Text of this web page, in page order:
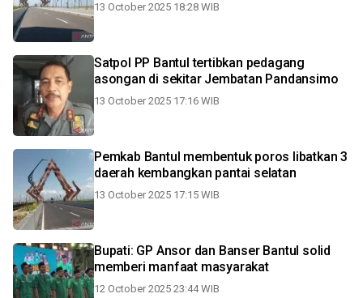
13 October 2025 18:28 WIB
Satpol PP Bantul tertibkan pedagang
asongan di sekitar Jembatan Pandansimo
13 October 2025 17:16 WIB
Pemkab Bantul membentuk poros libatkan 3
daerah kembangkan pantai selatan
13 October 2025 17:15 WIB
Bupati: GP Ansor dan Banser Bantul solid
memberi manfaat masyarakat
12 October 2025 23:44 WIB